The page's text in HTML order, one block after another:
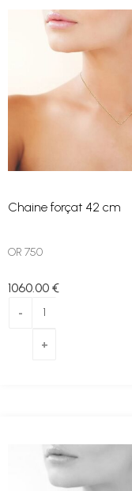
Chaine forçat 42 cm
OR 750
1060.00 €